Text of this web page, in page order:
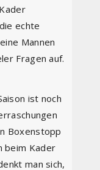
echte
Mannen
Fragen auf.
ist noch
Boxenstopp
beim Kader
man sich,